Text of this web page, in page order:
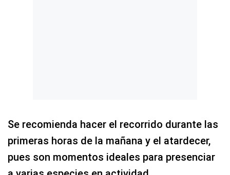
Se recomienda hacer el recorrido durante las
primeras horas de la mañana y el atardecer,
pues son momentos ideales para presenciar